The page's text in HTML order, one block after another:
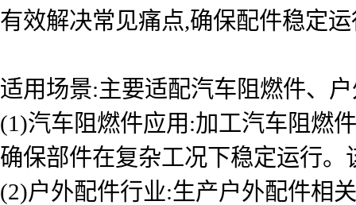
有效解决常见痛点,确保配件稳定
适用场景:主要适配汽车阻燃件、
(1)汽车阻燃件应用:加工汽车阻燃
确保部件在复杂工况下稳定运行
(2)户外配件行业:生产户外配件相